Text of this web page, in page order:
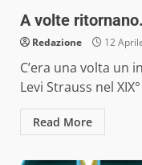
A volte
Redazione 12
C’era una volta un
Levi Strauss nel
Read More